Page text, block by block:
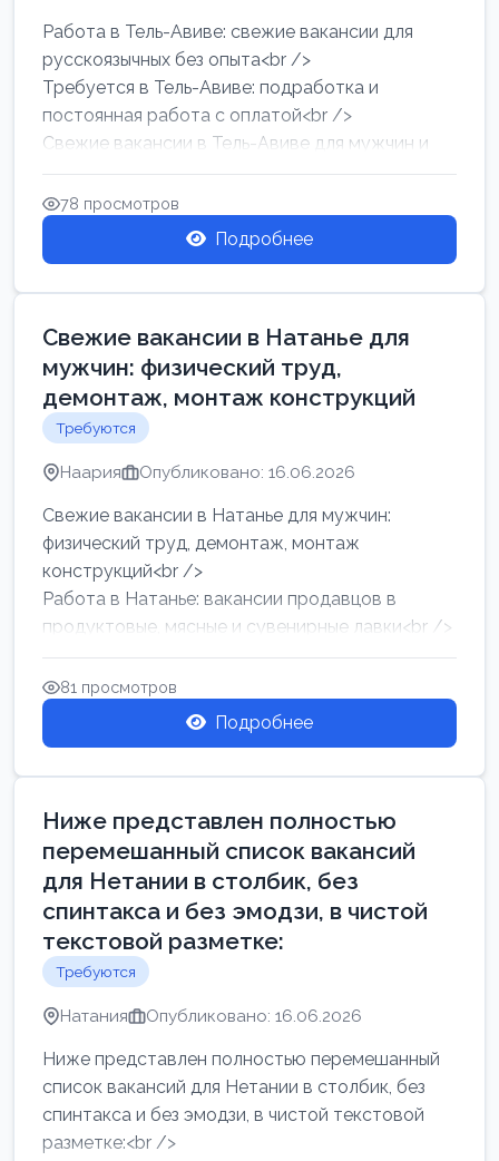
Работа в Тель-Авиве: свежие вакансии для
русскоязычных без опыта<br />
Требуется в Тель-Авиве: подработка и
постоянная работа с оплатой<br />
Свежие вакансии в Тель-Авиве для мужчин и
женщин от хозя...
78 просмотров
Подробнее
Свежие вакансии в Натанье для
мужчин: физический труд,
демонтаж, монтаж конструкций
Требуются
Наария Опубликовано: 16.06.2026
Свежие вакансии в Натанье для мужчин:
физический труд, демонтаж, монтаж
конструкций<br />
Работа в Натанье: вакансии продавцов в
продуктовые, мясные и сувенирные лавки<br />
Разнорабочий на сборку м...
81 просмотров
Подробнее
Ниже представлен полностью
перемешанный список вакансий
для Нетании в столбик, без
спинтакса и без эмодзи, в чистой
текстовой разметке:
Требуются
Натания Опубликовано: 16.06.2026
Ниже представлен полностью перемешанный
список вакансий для Нетании в столбик, без
спинтакса и без эмодзи, в чистой текстовой
разметке:<br />